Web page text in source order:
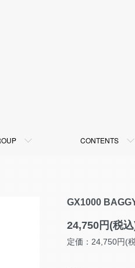
CONTENTS
GX1000
24,750円(税
定価：24,750円(